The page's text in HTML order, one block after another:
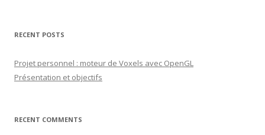
r
h
f
:
RECENT POSTS
Projet personnel : moteur de Voxels avec OpenGL
Présentation et objectifs
RECENT COMMENTS